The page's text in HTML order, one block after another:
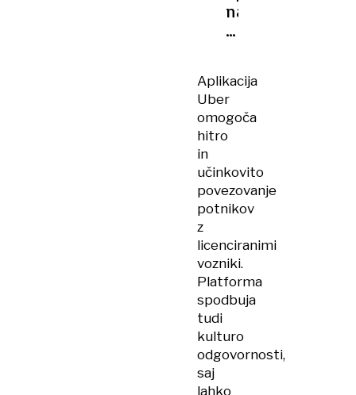
na
nepravilnosti
Uberja
v
Ljubljani
Aplikacija
Uber
omogoča
hitro
in
učinkovito
povezovanje
potnikov
z
licenciranimi
vozniki.
Platforma
spodbuja
tudi
kulturo
odgovornosti,
saj
lahko